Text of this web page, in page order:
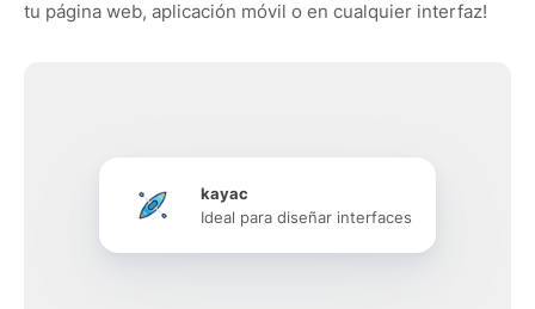
tu página web, aplicación móvil o en cualquier interfaz!
kayac
Ideal para diseñar interfaces